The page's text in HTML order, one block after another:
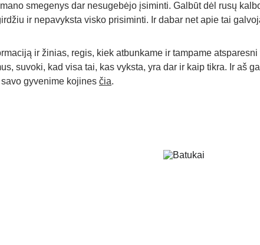
smegenys dar nesugebėjo įsiminti. Galbūt dėl rusų
ir nepavyksta visko prisiminti. Ir dabar net apie tai
ir žinias, regis, kiek atbunkame ir tampame
suvoki, kad visa tai, kas vyksta, yra dar ir kaip tikra. Ir aš
gyvenime kojines čia.